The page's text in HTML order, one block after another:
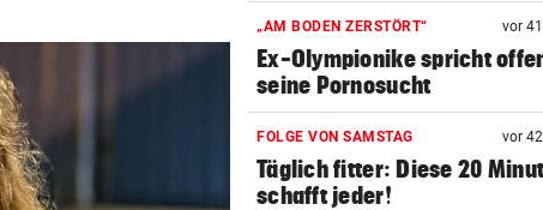
„AM BODEN ZERSTÖRT“ vor
Ex-Olympionike spricht
seine Pornosucht
FOLGE VON SAMSTAG vor
Täglich fitter: Diese 20
schafft jeder!